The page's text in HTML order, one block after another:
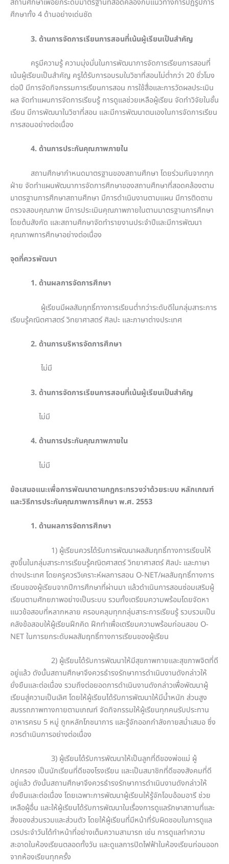
สถานศึกษาเพื่อยกระดับมาตรฐานที่สอดคล้องกับแนวทางการปฏิรูปการ
ศึกษาทั้ง 4 ด้านอย่างเด่นชัด
3. ด้านการจัดการเรียนการสอนที่เน้นผู้เรียนเป็นสำคัญ
ครูมีความรู้ ความมุ่งมั่นในการพัฒนาการจัดการเรียนการสอนที่
เน้นผู้เรียนเป็นสำคัญ ครูได้รับการอบรมในวิชาที่สอนไม่ต่ำกว่า 20 ชั่วโมง
ต่อปี มีการจัดกิจกรรมการเรียนการสอน การใช้สื่อและการวัดผลประเมิน
ผล จัดทำแผนการจัดการเรียนรู้ การดูแลช่วยเหลือผู้เรียน จัดทำวิจัยในชั้น
เรียน มีการพัฒนาในวิชาที่สอน และมีการพัฒนาตนเองในการจัดการเรียน
การสอนอย่างต่อเนื่อง
4. ด้านการประกันคุณภาพภายใน
สถานศึกษากำหนดมาตรฐานของสถานศึกษา โดยร่วมกันจากทุก
ฝ่าย จัดทำแผนพัฒนาการจัดการศึกษาของสถานศึกษาที่สอดคล้องตาม
มาตรฐานการศึกษาสถานศึกษา มีการดำเนินงานตามแผน มีการติดตาม
ตรวจสอบคุณภาพ มีการประเมินคุณภาพภายในตามมาตรฐานการศึกษา
โดยต้นสังกัด และสถานศึกษาจัดทำรายงานประจำปีและมีการพัฒนา
คุณภาพการศึกษาอย่างต่อเนื่อง
จุดที่ควรพัฒนา
1. ด้านผลการจัดการศึกษา
ผู้เรียนมีผลสัมฤทธิ์ทางการเรียนต่ำกว่าระดับดีในกลุ่มสาระการ
เรียนรู้คณิตศาสตร์ วิทยาศาสตร์ ศิลปะ และภาษาต่างประเทศ
2. ด้านการบริหารจัดการศึกษา
ไม่มี
3. ด้านการจัดการเรียนการสอนที่เน้นผู้เรียนเป็นสำคัญ
ไม่มี
4. ด้านการประกันคุณภาพภายใน
ไม่มี
ข้อเสนอแนะเพื่อการพัฒนาตามกฎกระทรวงว่าด้วยระบบ หลักเกณฑ์
และวิธีการประกันคุณภาพการศึกษา พ.ศ. 2553
1. ด้านผลการจัดการศึกษา
1) ผู้เรียนควรได้รับการพัฒนาผลสัมฤทธิ์ทางการเรียนให้
สูงขึ้นในกลุ่มสาระการเรียนรู้คณิตศาสตร์ วิทยาศาสตร์ ศิลปะ และภาษา
ต่างประเทศ โดยครูควรวิเคราะห์ผลการสอน O-NET/ผลสัมฤทธิ์ทางการ
เรียนของผู้เรียนจากปีการศึกษาที่ผ่านมา แล้วดำเนินการสอนซ่อมเสริมผู้
เรียนตามศักยภาพอย่างเป็นระบบ รวมทั้งเตรียมความพร้อมโดยจัดหา
แนวข้อสอบที่หลากหลาย ครอบคลุมทุกกลุ่มสาระการเรียนรู้ รวบรวมเป็น
คลังข้อสอบให้ผู้เรียนฝึกคิด ฝึกทำเพื่อเตรียมความพร้อมก่อนสอบ O-
NET ในการยกระดับผลสัมฤทธิ์ทางการเรียนของผู้เรียน
2) ผู้เรียนได้รับการพัฒนาให้มีสุขภาพกายและสุขภาพจิตที่ดี
อยู่แล้ว ดังนั้นสถานศึกษาจึงควรธำรงรักษาการดำเนินงานดังกล่าวให้
ยั่งยืนและต่อเนื่อง รวมถึงต่อยอดการดำเนินงานดังกล่าวเพื่อพัฒนาผู้
เรียนสู่ความเป็นเลิศ โดยให้ผู้เรียนได้รับการพัฒนาให้มีน้ำหนัก ส่วนสูง
สมรรถภาพทางกายตามเกณฑ์ จัดกิจกรรมให้ผู้เรียนทุกคนรับประทาน
อาหารครบ 5 หมู่ ถูกหลักโภชนาการ และรู้จักออกกำลังกายสม่ำเสมอ ซึ่ง
ควรดำเนินการอย่างต่อเนื่อง
3) ผู้เรียนได้รับการพัฒนาให้เป็นลูกที่ดีของพ่อแม่ ผู้
ปกครอง เป็นนักเรียนที่ดีของโรงเรียน และเป็นสมาชิกที่ดีของสังคมที่ดี
อยู่แล้ว ดังนั้นสถานศึกษาจึงควรธำรงรักษาการดำเนินงานดังกล่าวให้
ยั่งยืนและต่อเนื่อง โดยเฉพาะการพัฒนาผู้เรียนให้รู้จักโอบอ้อมอารี ช่วย
เหลือผู้อื่น และให้ผู้เรียนได้รับการพัฒนาในเรื่องการดูแลรักษาสถานที่และ
สิ่งของส่วนรวมและส่วนตัว โดยให้ผู้เรียนที่มีหน้าที่รับผิดชอบในการดูแล
เวรประจำวันได้ทำหน้าที่อย่างเต็มความสามารถ เช่น การดูแลทำความ
สะอาดในห้องเรียนตลอดทั้งวัน และดูแลการปิดไฟฟ้าในห้องเรียนก่อนออก
จากห้องเรียนทุกครั้ง